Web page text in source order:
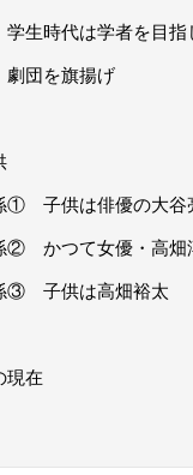
生時代は学者を目指
団を旗揚げ
① 子供は俳優の大谷
② かつて女優・高畑
③ 子供は高畑裕太
現在